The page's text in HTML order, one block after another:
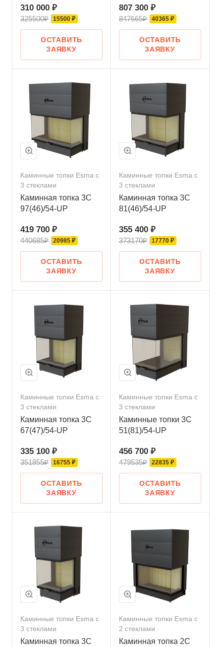
310 000 ₽
325500₽ 15500 ₽
ОСТАВИТЬ
ЗАЯВКУ
807 300 ₽
847665₽ 40365 ₽
ОСТАВИТЬ
ЗАЯВКУ
Каминные топки Esma с
3 стеклами
Каминная топка 3С
97(46)/54-UP
419 700 ₽
440685₽ 20985 ₽
ОСТАВИТЬ
ЗАЯВКУ
Каминные топки Esma с
3 стеклами
Каминная топка 3С
81(46)/54-UP
355 400 ₽
373170₽ 17770 ₽
ОСТАВИТЬ
ЗАЯВКУ
Каминные топки Esma с
3 стеклами
Каминная топка 3С
67(47)/54-UP
335 100 ₽
351855₽ 16755 ₽
ОСТАВИТЬ
ЗАЯВКУ
Каминные топки Esma с
3 стеклами
Каминные топки 3С
51(81)/54-UP
456 700 ₽
479535₽ 22835 ₽
ОСТАВИТЬ
ЗАЯВКУ
Каминные топки Esma с
3 стеклами
Каминная топка 3С
Каминные топки Esma с
2 стеклами
Каминная топка 2С